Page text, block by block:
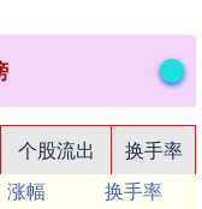
个股流出
换手率
涨幅
换手率